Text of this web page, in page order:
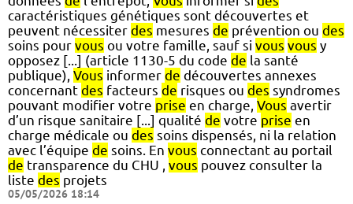
caractéristiques génétiques sont découvertes et
peuvent nécessiter des mesures de prévention ou des
soins pour vous ou votre famille, sauf si vous vous y
opposez [...] (article 1130-5 du code de la santé
publique), Vous informer de découvertes annexes
concernant des facteurs de risques ou des syndromes
pouvant modifier votre prise en charge, Vous avertir
d’un risque sanitaire [...] qualité de votre prise en
charge médicale ou des soins dispensés, ni la relation
avec l’équipe de soins. En vous connectant au portail
de transparence du CHU , vous pouvez consulter la
liste des projets
05/05/2026 18:14